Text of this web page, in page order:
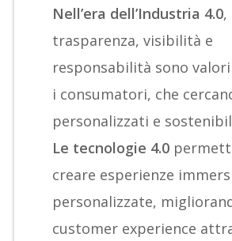
Nell’era dell’Industria 4.0,
trasparenza, visibilità e
responsabilità sono
i consumatori, che
personalizzati e
Le tecnologie 4.0
creare esperienze
personalizzate,
customer experience